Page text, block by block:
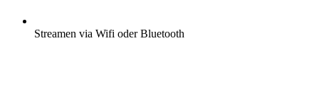
Streamen via Wifi oder Bluetooth